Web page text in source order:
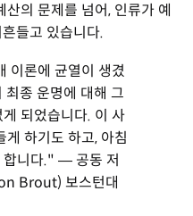
의 문제를 넘어, 인류가 예
들고 있습니다.
이론에 균열이 생겼
최종 운명에 대해 그
되었습니다. 이 사
게 하기도 하고, 아침
합니다." — 공동 저
Brout) 보스턴대